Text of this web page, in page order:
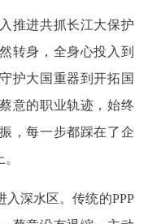
推进共抓长江大保护
转身，全身心投入到
护大国重器到开拓国
意的职业轨迹，始终
，每一步都踩在了企
入深水区。传统的PPP